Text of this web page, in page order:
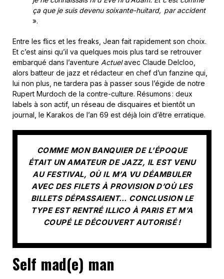
ça que je suis devenu soixante-huitard, par accident
».
Entre les flics et les freaks, Jean fait rapidement son choix.
Et c’est ainsi qu’il va quelques mois plus tard se retrouver
embarqué dans l’aventure Actuelavec Claude Delcloo,
alors batteur de jazz et rédacteur en chef d’un fanzine qui,
lui non plus, ne tardera pas à passer sous l’égide de notre
Rupert Murdoch de la contre-culture. Résumons : deux
labels à son actif, un réseau de disquaires et bientôt un
journal, le Karakos de l’an 69 est déjà loin d’être erratique.
COMME MON BANQUIER DE L’ÉPOQUE
ÉTAIT UN AMATEUR DE JAZZ, IL EST VENU
AU FESTIVAL, OÙ IL M’A VU DÉAMBULER
AVEC DES FILETS À PROVISION D’OÙ LES
BILLETS DÉPASSAIENT… CONCLUSION LE
TYPE EST RENTRÉ ILLICO À PARIS ET M’A
COUPÉ LE DÉCOUVERT AUTORISÉ !
Self mad(e) man